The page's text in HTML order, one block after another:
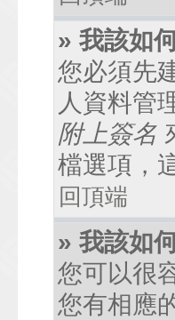
» 我該如
您必須先
人資料管
附上簽名
檔選項，
回頂端
» 我該如
您可以很
您有相應